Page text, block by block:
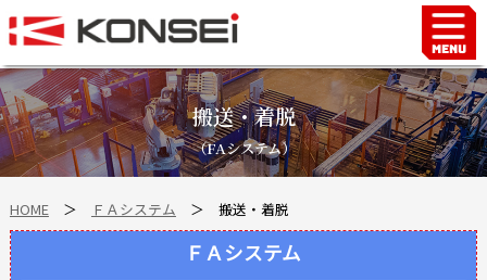
搬送・着脱
（FAシステム）
HOME＞ ＦＡシステム ＞ 搬送・着脱
ＦＡシステム
Home
ハンド＆チャックロボット周辺機器
FAシステム
スマートファクトリーLabo
自動車部品